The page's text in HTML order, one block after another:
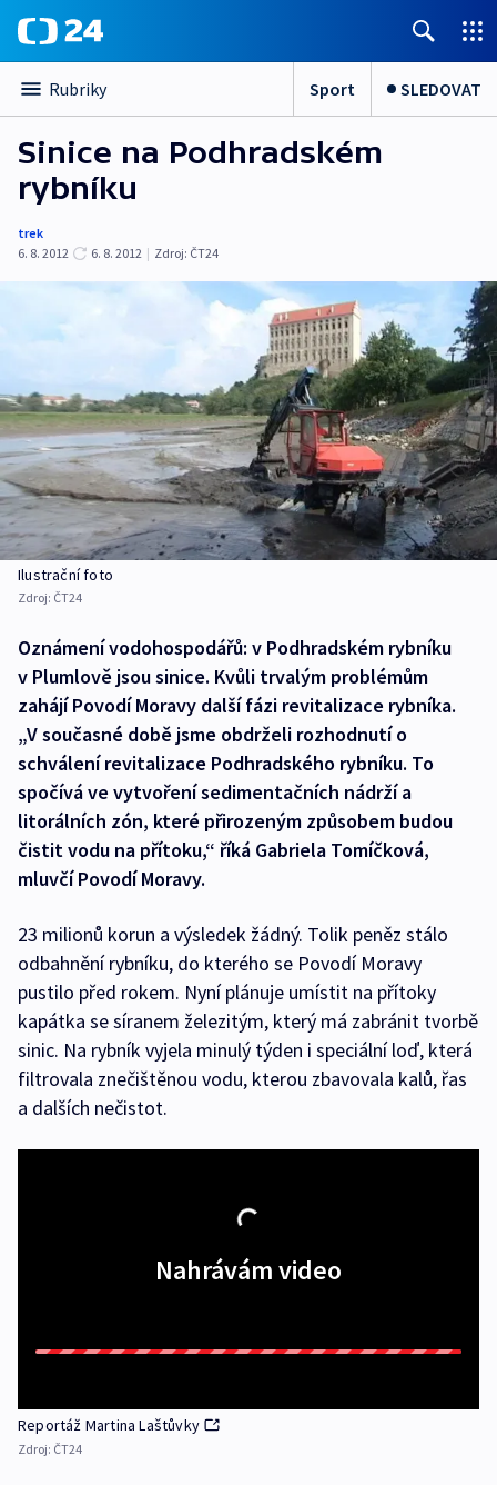
Rubriky Sport SLEDOVAT
Sinice na Podhradském
rybníku
trek
6. 8. 2012
6. 8. 2012 | Zdroj: ČT24
Ilustrační foto
Zdroj: ČT24
Oznámení vodohospodářů: v Podhradském rybníku
v Plumlově jsou sinice. Kvůli trvalým problémům
zahájí Povodí Moravy další fázi revitalizace rybníka.
„V současné době jsme obdrželi rozhodnutí o
schválení revitalizace Podhradského rybníku. To
spočívá ve vytvoření sedimentačních nádrží a
litorálních zón, které přirozeným způsobem budou
čistit vodu na přítoku,“ říká Gabriela Tomíčková,
mluvčí Povodí Moravy.
23 milionů korun a výsledek žádný. Tolik peněz stálo
odbahnění rybníku, do kterého se Povodí Moravy
pustilo před rokem. Nyní plánuje umístit na přítoky
kapátka se síranem železitým, který má zabránit tvorbě
sinic. Na rybník vyjela minulý týden i speciální loď, která
filtrovala znečištěnou vodu, kterou zbavovala kalů, řas
a dalších nečistot.
Nahrávám video
Reportáž Martina Laštůvky
Zdroj: ČT24